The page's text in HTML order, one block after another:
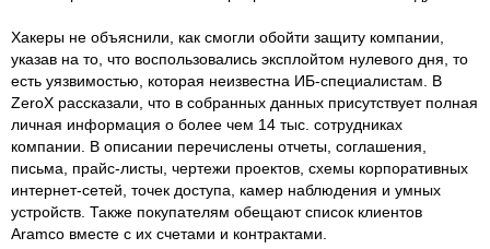
Хакеры не объяснили, как смогли обойти защиту компании,
указав на то, что воспользовались эксплойтом нулевого дня, то
есть уязвимостью, которая неизвестна ИБ-специалистам. В
ZeroX рассказали, что в собранных данных присутствует полная
личная информация о более чем 14 тыс. сотрудниках
компании. В описании перечислены отчеты, соглашения,
письма, прайс-листы, чертежи проектов, схемы корпоративных
интернет-сетей, точек доступа, камер наблюдения и умных
устройств. Также покупателям обещают список клиентов
Aramco вместе с их счетами и контрактами.